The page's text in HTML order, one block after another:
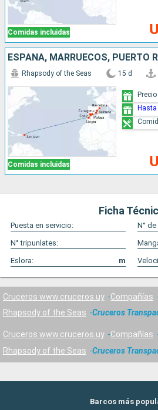
Comidas incluidas
ESPAÑA, MARRUECOS, PUERTO
Comidas incluidas
Rhapsody of the Seas 15 d
Hasta
Ficha
Puesta en servicio:
N°
N° tripunlates:
Eslora:
m
Cruceros www.cruceros.uy Compañías
Rhapsody of the Seas
Cruceros
Cruceros www.cruceros.uy Compañías
Rhapsody of the Seas
Cruceros
Barcos más